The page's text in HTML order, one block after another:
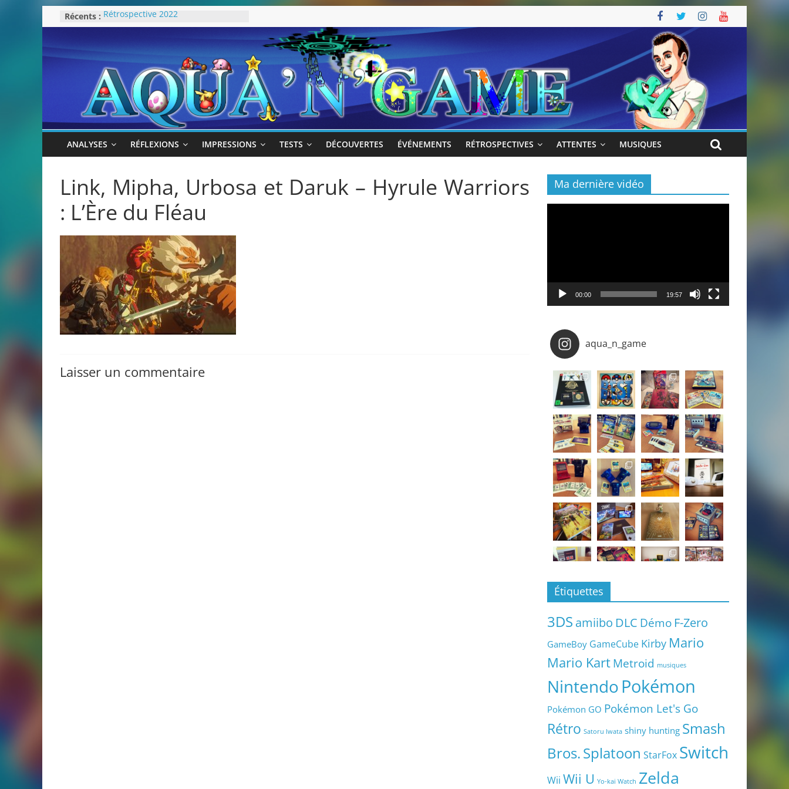
Passer
au
Récents : Rétrospective 2022
« Splatoon 3 est-il nécessaire ? »
Potter »
Pokémon Écarlate : ceci est une
révolution (ou pas) !
Attentes 2023
ANALYSES RÉFLEXIONS IMPRESSIONS TESTS DÉCOUVERTES ÉVÉNEMENTS RÉTROSPECTIVES ATTENTES MUSIQUES
Link, Mipha, Urbosa et Daruk – Hyrule Warriors
: L’Ère du Fléau
Laisser un commentaire
Ma dernière vidéo
00:00 19:57
aqua_n_game
Étiquettes
3DS amiibo DLC Démo F-Zero
GameBoy GameCube Kirby Mario
Mario KartMetroid musiques
NintendoPokémon
Pokémon GO Pokémon Let's Go
Rétro Satoru Iwata shiny hunting Smash
Bros.Splatoon StarFox Switch
Wii Wii U Yo-kai Watch Zelda